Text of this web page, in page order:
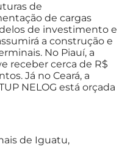
de
de cargas
de investimento e
a construção e
No Piauí, a
receber cerca de R$
Já no Ceará, a
NELOG está orçada
de Iguatu,